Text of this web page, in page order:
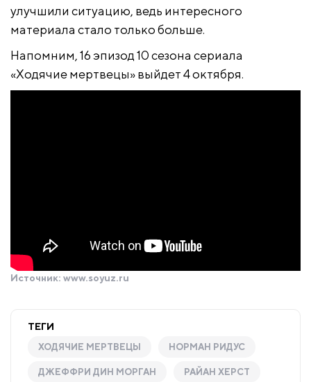
улучшили ситуацию, ведь интересного
материала стало только больше.
Напомним, 16 эпизод 10 сезона сериала
«Ходячие мертвецы» выйдет 4 октября.
Источник: www.soyuz.ru
ТЕГИ
ХОДЯЧИЕ МЕРТВЕЦЫ НОРМАН РИДУС
ДЖЕФФРИ ДИН МОРГАН РАЙАН ХЕРСТ